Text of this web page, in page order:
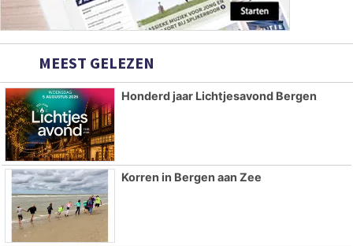
MEEST GELEZEN
Honderd jaar Lichtjesavond Bergen
Korren in Bergen aan Zee